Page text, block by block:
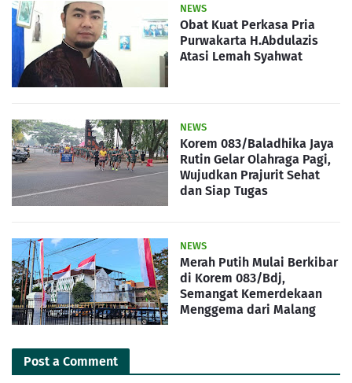
NEWS
Obat Kuat Perkasa Pria
Purwakarta H.Abdulazis
Atasi Lemah Syahwat
NEWS
Korem 083/Baladhika Jaya
Rutin Gelar Olahraga Pagi,
Wujudkan Prajurit Sehat
dan Siap Tugas
NEWS
Merah Putih Mulai Berkibar
di Korem 083/Bdj,
Semangat Kemerdekaan
Menggema dari Malang
Post a Comment